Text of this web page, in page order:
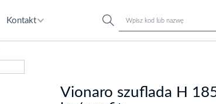
Kontakt
Vionaro szuflada H